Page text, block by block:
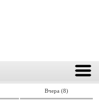
Вчера (8)